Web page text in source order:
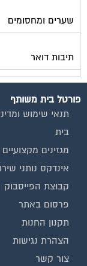
שערים ומחסומים
תיבות דואר
פורטל בית משותף
תנאי שימוש
בית
מגזינים מקצועיים
אינדקס נותני
קבוצת הפייסבוק
פרסום באתר
תקנון החנות
הצהרת נגישות
צור קשר